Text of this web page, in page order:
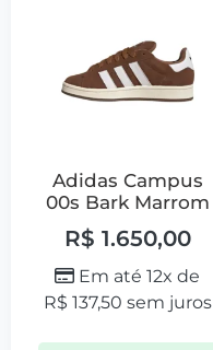
Adidas Campus
00s Bark Marrom
R$ 1.650,00
Em até 12x de
R$ 137,50 sem juros